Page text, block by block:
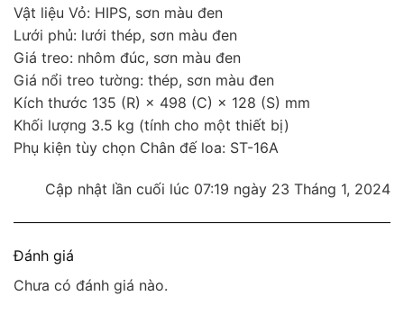
Vật liệu Vỏ: HIPS, sơn màu đen
Lưới phủ: lưới thép, sơn màu đen
Giá treo: nhôm đúc, sơn màu đen
Giá nổi treo tường: thép, sơn màu đen
Kích thước 135 (R) × 498 (C) × 128 (S) mm
Khối lượng 3.5 kg (tính cho một thiết bị)
Phụ kiện tùy chọn Chân đế loa: ST-16A
Cập nhật lần cuối lúc 07:19 ngày 23 Tháng 1, 2024
Đánh giá
Chưa có đánh giá nào.